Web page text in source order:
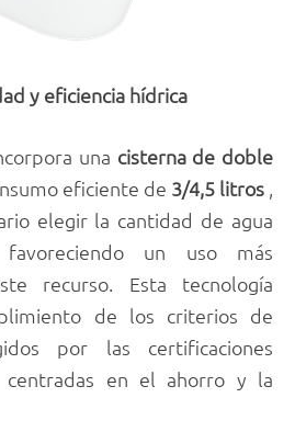
y eficiencia hídrica
una cisterna de doble
eficiente de 3/4,5 litros
elegir la cantidad de agua
un uso más
recurso. Esta tecnología
de los criterios de
por las certificaciones
, centradas en el ahorro y la